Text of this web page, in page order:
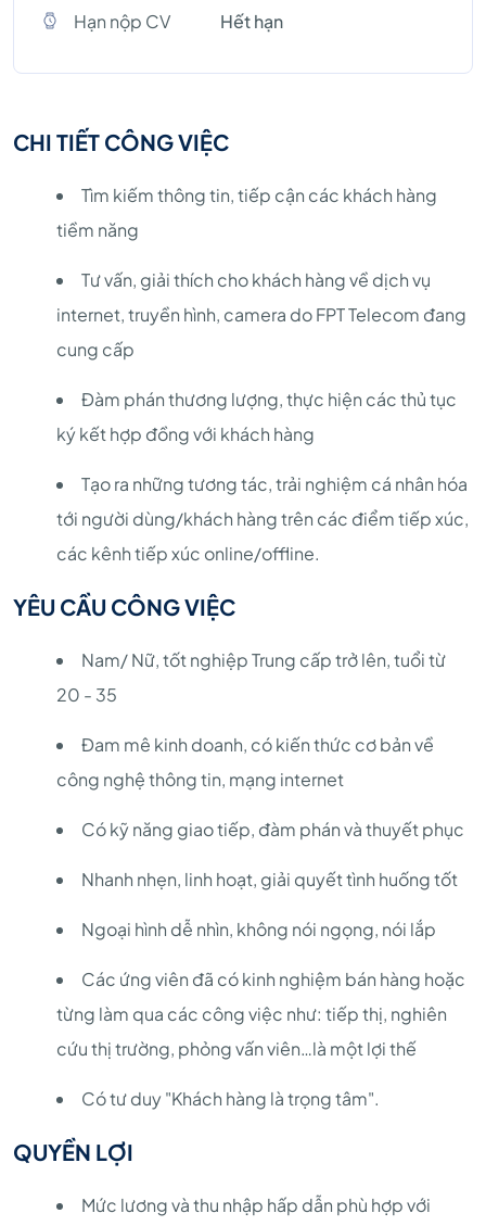
Hạn nộp CV Hết hạn
CHI TIẾT CÔNG VIỆC
Tìm kiếm thông tin, tiếp cận các khách hàng
tiềm năng
Tư vấn, giải thích cho khách hàng về dịch vụ
internet, truyền hình, camera do FPT Telecom đang
cung cấp
Đàm phán thương lượng, thực hiện các thủ tục
ký kết hợp đồng với khách hàng
Tạo ra những tương tác, trải nghiệm cá nhân hóa
tới người dùng/khách hàng trên các điểm tiếp xúc,
các kênh tiếp xúc online/offline.
YÊU CẦU CÔNG VIỆC
Nam/ Nữ, tốt nghiệp Trung cấp trở lên, tuổi từ
20 - 35
Đam mê kinh doanh, có kiến thức cơ bản về
công nghệ thông tin, mạng internet
Có kỹ năng giao tiếp, đàm phán và thuyết phục
Nhanh nhẹn, linh hoạt, giải quyết tình huống tốt
Ngoại hình dễ nhìn, không nói ngọng, nói lắp
Các ứng viên đã có kinh nghiệm bán hàng hoặc
từng làm qua các công việc như: tiếp thị, nghiên
cứu thị trường, phỏng vấn viên…là một lợi thế
Có tư duy "Khách hàng là trọng tâm".
QUYỀN LỢI
Mức lương và thu nhập hấp dẫn phù hợp với